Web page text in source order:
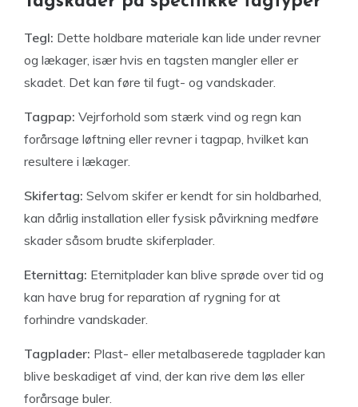
Tegl: Dette holdbare materiale kan lide under revner
og lækager, især hvis en tagsten mangler eller er
skadet. Det kan føre til fugt- og vandskader.
Tagpap: Vejrforhold som stærk vind og regn kan
forårsage løftning eller revner i tagpap, hvilket kan
resultere i lækager.
Skifertag: Selvom skifer er kendt for sin holdbarhed,
kan dårlig installation eller fysisk påvirkning medføre
skader såsom brudte skiferplader.
Eternittag: Eternitplader kan blive sprøde over tid og
kan have brug for reparation af rygning for at
forhindre vandskader.
Tagplader: Plast- eller metalbaserede tagplader kan
blive beskadiget af vind, der kan rive dem løs eller
forårsage buler.